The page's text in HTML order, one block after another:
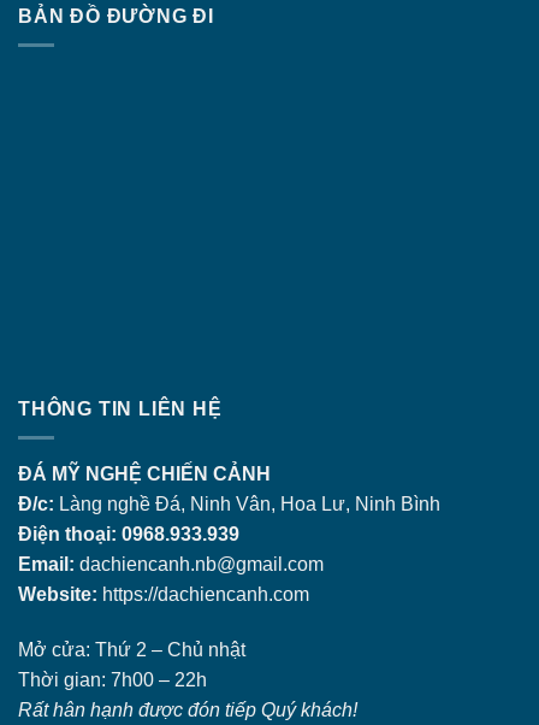
BẢN ĐỒ ĐƯỜNG ĐI
THÔNG TIN LIÊN HỆ
ĐÁ MỸ NGHỆ CHIẾN CẢNH
Đ/c: Làng nghề Đá, Ninh Vân, Hoa Lư, Ninh Bình
Điện thoại: 0968.933.939
Email: dachiencanh.nb@gmail.com
Website: https://dachiencanh.com
Mở cửa: Thứ 2 – Chủ nhật
Thời gian: 7h00 – 22h
Rất hân hạnh được đón tiếp Quý khách!